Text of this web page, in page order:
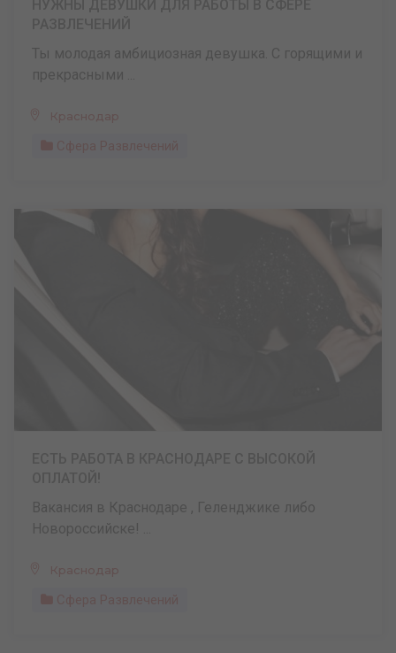
Ты молодая амбициозная девушка. С горящими и
прекрасными ...
Краснодар
Сфера Развлечений
Вакансия в Краснодаре , Геленджике либо
Новороссийске! ...
Краснодар
Сфера Развлечений